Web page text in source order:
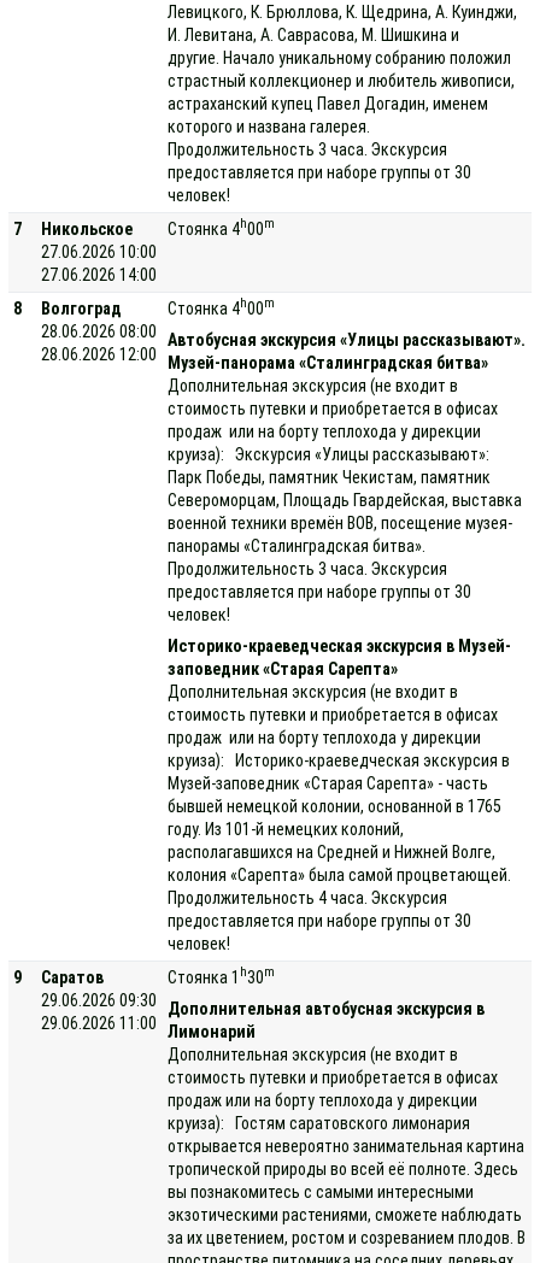
Левицкого, К. Брюллова, К. Щедрина, А. Куинджи,
И. Левитана, А. Саврасова, М. Шишкина и
другие. Начало уникальному собранию положил
страстный коллекционер и любитель живописи,
астраханский купец Павел Догадин, именем
которого и названа галерея.
Продолжительность 3 часа. Экскурсия
предоставляется при наборе группы от 30
человек!
7
Никольское
27.06.2026 10:00
27.06.2026 14:00
Стоянка 4h00m
8
Волгоград
28.06.2026 08:00
28.06.2026 12:00
Стоянка 4h00m
Автобусная экскурсия «Улицы рассказывают».
Музей-панорама «Сталинградская битва»
Дополнительная экскурсия (не входит в
стоимость путевки и приобретается в офисах
продаж или на борту теплохода у дирекции
круиза): Экскурсия «Улицы рассказывают»:
Парк Победы, памятник Чекистам, памятник
Североморцам, Площадь Гвардейская, выставка
военной техники времён ВОВ, посещение музея-
панорамы «Сталинградская битва».
Продолжительность 3 часа. Экскурсия
предоставляется при наборе группы от 30
человек!
Историко-краеведческая экскурсия в Музей-
заповедник «Старая Сарепта»
Дополнительная экскурсия (не входит в
стоимость путевки и приобретается в офисах
продаж или на борту теплохода у дирекции
круиза): Историко-краеведческая экскурсия в
Музей-заповедник «Старая Сарепта» - часть
бывшей немецкой колонии, основанной в 1765
году. Из 101-й немецких колоний,
располагавшихся на Средней и Нижней Волге,
колония «Сарепта» была самой процветающей.
Продолжительность 4 часа. Экскурсия
предоставляется при наборе группы от 30
человек!
9
Саратов
29.06.2026 09:30
29.06.2026 11:00
Стоянка 1 h30m
Дополнительная автобусная экскурсия в
Лимонарий
Дополнительная экскурсия (не входит в
стоимость путевки и приобретается в офисах
продаж или на борту теплохода у дирекции
круиза): Гостям саратовского лимонария
открывается невероятно занимательная картина
тропической природы во всей её полноте. Здесь
вы познакомитесь с самыми интересными
экзотическими растениями, сможете наблюдать
за их цветением, ростом и созреванием плодов. В